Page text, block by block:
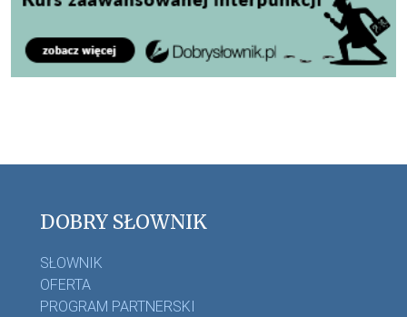
DOBRY SŁOWNIK
SŁOWNIK
OFERTA
PROGRAM PARTNERSKI